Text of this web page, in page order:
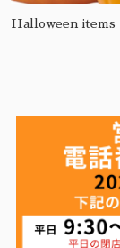
Halloween items